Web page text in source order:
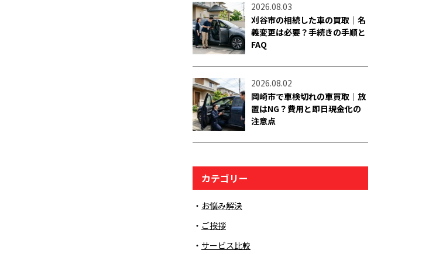
2026.08.03
刈谷市の相続した車の買取｜名
義変更は必要？手続きの手順と
FAQ
2026.08.02
岡崎市で車検切れの車買取｜放
置はNG？費用と即日現金化の
注意点
カテゴリー
お悩み解決
ご挨拶
サービス比較